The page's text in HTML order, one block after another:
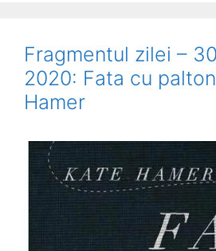
Fragmentul zilei –
2020: Fata cu
Hamer